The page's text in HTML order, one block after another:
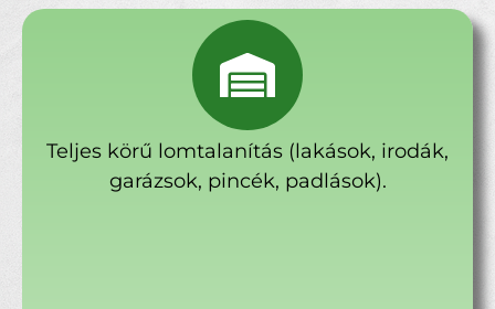
Teljes körű lomtalanítás (lakások, irodák,
garázsok, pincék, padlások).